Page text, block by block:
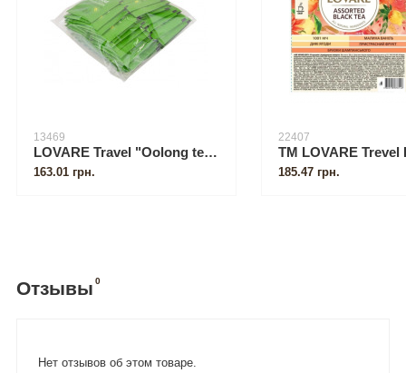
13469
LOVARE Travel "Oolong tea" ("Special Green") 50 пакетиков по 2 г
163.01 грн.
22407
185.47 грн.
Отзывы 0
Нет отзывов об этом товаре.